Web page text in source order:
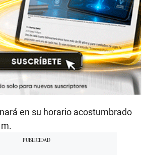
en su horario acostumbrado